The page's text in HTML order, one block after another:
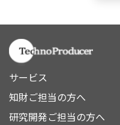
サービス
知財ご担当の方へ
研究開発ご担当の方へ